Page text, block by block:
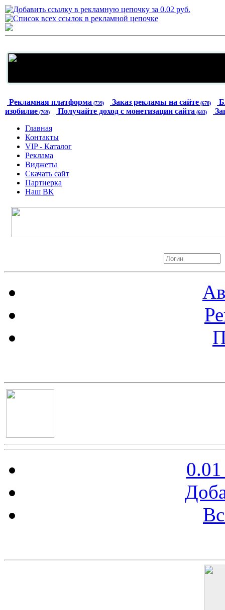
Рекламная платформа (739) Заказ рекламы на сайте (678)
изобилие (769) Получайте доход с монетизации сайта (683)
Главная
Контакты
VIP - Каталог
Реклама
Виджеты
Скачать сайт
Партнерка
Наш ВК